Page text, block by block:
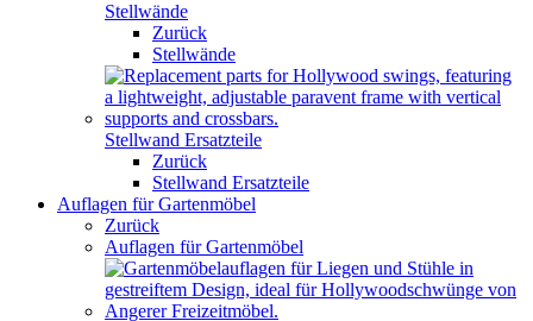
Stellwände
Zurück
Stellwände
Stellwand Ersatzteile
Zurück
Stellwand Ersatzteile
Auflagen für Gartenmöbel
Zurück
Auflagen für Gartenmöbel